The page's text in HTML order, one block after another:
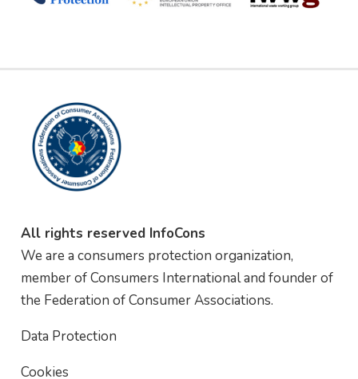
All rights reserved InfoCons
We are a consumers protection organization,
member of Consumers International and founder of
the Federation of Consumer Associations.
Data Protection
Cookies